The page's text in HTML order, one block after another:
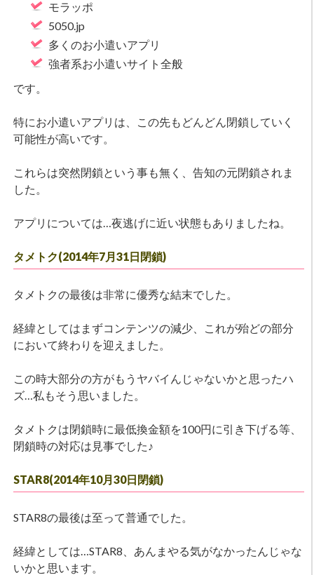
モラッポ
5050.jp
多くのお小遣いアプリ
強者系お小遣いサイト全般
です。
特にお小遣いアプリは、この先もどんどん閉鎖していく
可能性が高いです。
これらは突然閉鎖という事も無く、告知の元閉鎖されま
した。
アプリについては…夜逃げに近い状態もありましたね。
タメトク(2014年7月31日閉鎖)
タメトクの最後は非常に優秀な結末でした。
経緯としてはまずコンテンツの減少、これが殆どの部分
において終わりを迎えました。
この時大部分の方がもうヤバイんじゃないかと思ったハ
ズ…私もそう思いました。
タメトクは閉鎖時に最低換金額を100円に引き下げる等、
閉鎖時の対応は見事でした♪
STAR8(2014年10月30日閉鎖)
STAR8の最後は至って普通でした。
経緯としては…STAR8、あんまやる気がなかったんじゃな
いかと思います。